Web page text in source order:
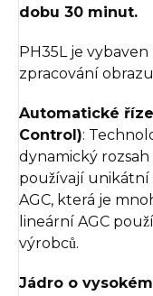
dobu 30 minut.
PH35L je
zpracování
Automatické
Control):
dynamický
používají unikátní
AGC, která je
lineární AGC
výrobců.
Jádro o